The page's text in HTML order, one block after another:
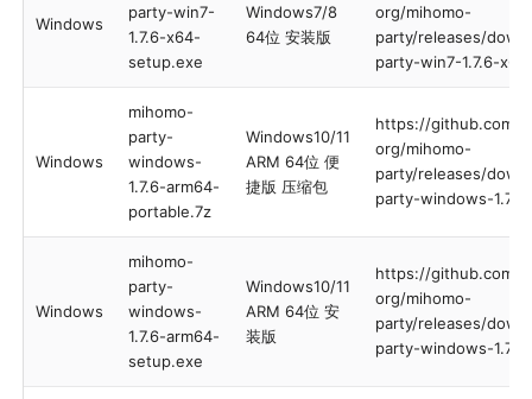
Windows
party-win7-
1.7.6-x64-
setup.exe
Windows7/8
64位 安装版
org/mihomo-
party/releases/
party-win7-1.7.6-
Windows
mihomo-
party-
windows-
1.7.6-arm64-
portable.7z
Windows10/11
ARM 64位 便
捷版 压缩包
https://github.com/
org/mihomo-
party/releases/
party-windows-
Windows
mihomo-
party-
windows-
1.7.6-arm64-
setup.exe
Windows10/11
ARM 64位 安
装版
https://github.com/
org/mihomo-
party/releases/
party-windows-